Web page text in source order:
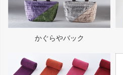
かぐらやバック